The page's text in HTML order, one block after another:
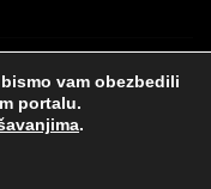
vam obezbedili
portalu.
.